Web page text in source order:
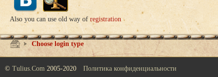
Also you can use old way of registration
Choose login type
© Tulius.Com 2005-2020 Политика конфиденциальности